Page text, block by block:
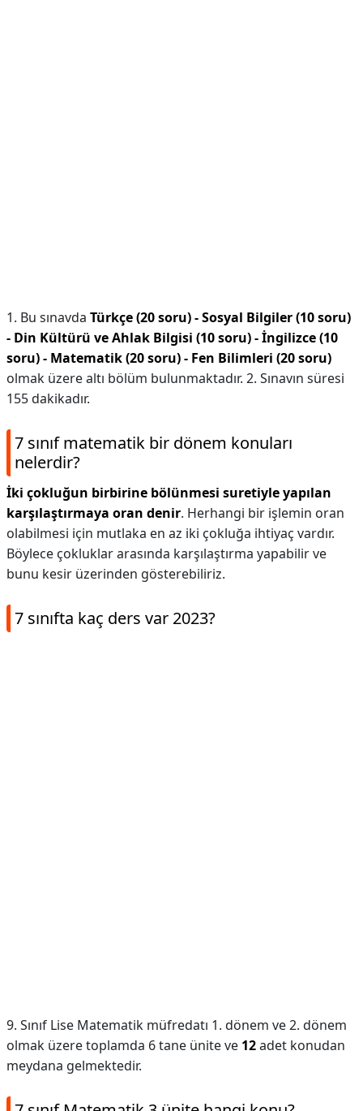
1. Bu sınavda Türkçe (20 soru) - Sosyal Bilgiler (10 soru)
- Din Kültürü ve Ahlak Bilgisi (10 soru) - İngilizce (10
soru) - Matematik (20 soru) - Fen Bilimleri (20 soru)
olmak üzere altı bölüm bulunmaktadır. 2. Sınavın süresi
155 dakikadır.
7 sınıf matematik bir dönem konuları
nelerdir?
İki çokluğun birbirine bölünmesi suretiyle yapılan
karşılaştırmaya oran denir. Herhangi bir işlemin oran
olabilmesi için mutlaka en az iki çokluğa ihtiyaç vardır.
Böylece çokluklar arasında karşılaştırma yapabilir ve
bunu kesir üzerinden gösterebiliriz.
7 sınıfta kaç ders var 2023?
9. Sınıf Lise Matematik müfredatı 1. dönem ve 2. dönem
olmak üzere toplamda 6 tane ünite ve 12adet konudan
meydana gelmektedir.